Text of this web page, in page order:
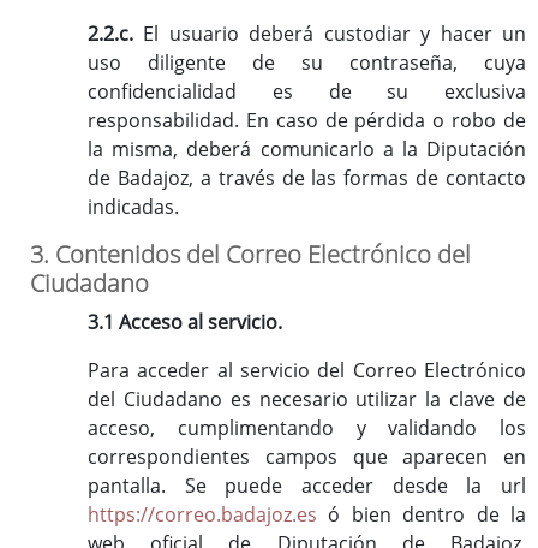
2.2.c. El usuario deberá custodiar y hacer un
uso diligente de su contraseña, cuya
confidencialidad es de su exclusiva
responsabilidad. En caso de pérdida o robo de
la misma, deberá comunicarlo a la Diputación
de Badajoz, a través de las formas de contacto
indicadas.
3. Contenidos del Correo Electrónico del
Ciudadano
3.1 Acceso al servicio.
Para acceder al servicio del Correo Electrónico
del Ciudadano es necesario utilizar la clave de
acceso, cumplimentando y validando los
correspondientes campos que aparecen en
pantalla. Se puede acceder desde la url
https://correo.badajoz.es ó bien dentro de la
web oficial de Diputación de Badajoz,